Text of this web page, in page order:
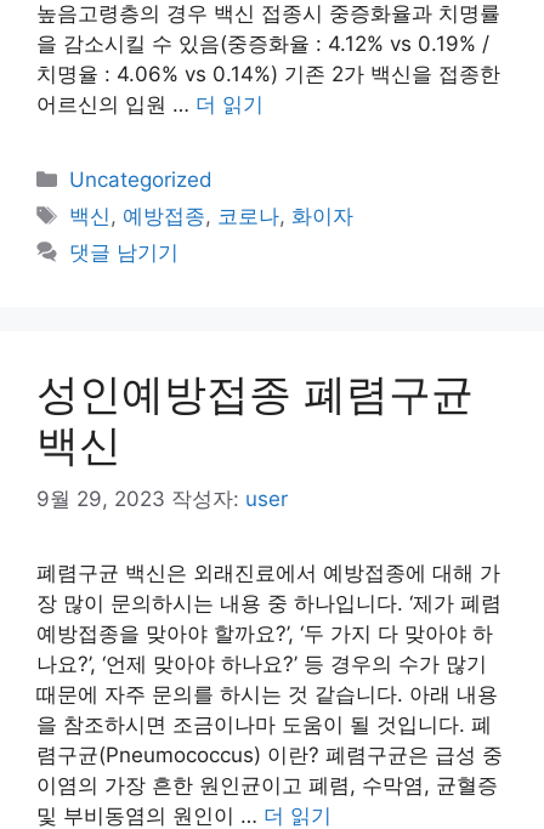
높음고령층의 경우 백신 접종시 중증화율과 치명률
을 감소시킬 수 있음(중증화율 : 4.12% vs 0.19% /
치명율 : 4.06% vs 0.14%) 기존 2가 백신을 접종한
어르신의 입원 … 더 읽기
카
테
리
Uncategorized
태
그
백신, 예방접종, 코로나, 화이자
댓글 남기기
성인예방접종 폐렴구균
백신
9월 29, 2023 작성자: user
폐렴구균 백신은 외래진료에서 예방접종에 대해 가
장 많이 문의하시는 내용 중 하나입니다. ‘제가 폐렴
예방접종을 맞아야 할까요?’, ‘두 가지 다 맞아야 하
나요?’, ‘언제 맞아야 하나요?’ 등 경우의 수가 많기
때문에 자주 문의를 하시는 것 같습니다. 아래 내용
을 참조하시면 조금이나마 도움이 될 것입니다. 폐
렴구균(Pneumococcus) 이란? 폐렴구균은 급성 중
이염의 가장 흔한 원인균이고 폐렴, 수막염, 균혈증
및 부비동염의 원인이 … 더 읽기